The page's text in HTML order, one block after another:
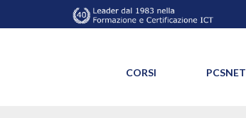
CORSI PCSNET